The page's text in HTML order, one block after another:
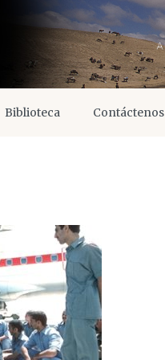
Biblioteca Contáctenos